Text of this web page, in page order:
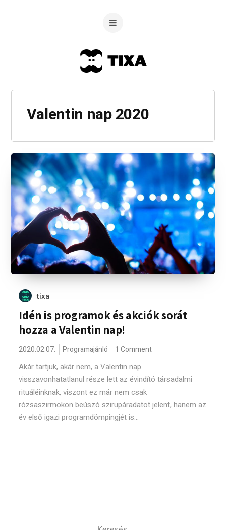
Valentin nap 2020
tixa
Idén is programok és akciók sorát
hozza a Valentin nap!
2020.02.07. Programajánló 1 Comment
Akár tartjuk, akár nem, a Valentin nap
visszavonhatatlanul része lett az évindító társadalmi
rituáléinknak, viszont ez már nem csak
rózsaszirmokon beúszó szirupáradatot jelent, hanem az
év első igazi programdömpingjét is...